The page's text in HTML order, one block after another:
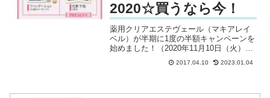
2020☆買うなら今！
薬用クリアエステヴェール（マキアレイ
ベル）が半期に1度の半額キャンペーンを
始めました！（2020年11月10日（火）～
9月30日（月）まで）「透明感ベースメイ
クセット」が、通常価格6,300円(税込)の
2017.04.10 2023.01.04